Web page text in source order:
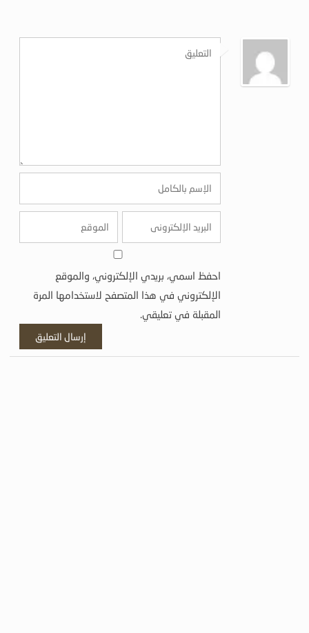
احفظ اسمي، بريدي الإلكتروني، والموقع
الإلكتروني في هذا المتصفح لاستخدامها المرة
المقبلة في تعليقي.